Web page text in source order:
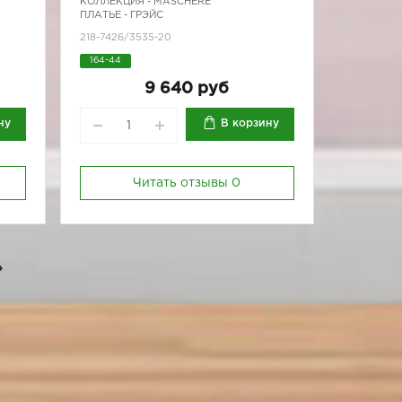
КОЛЛЕКЦИЯ - MASCHERE
ПЛАТЬЕ - ГРЭЙС
218-7426/3535-20
164-44
9 640 руб
В корзину
Читать отзывы 0